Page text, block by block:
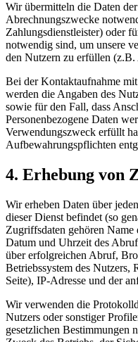
Wir übermitteln die Daten
Abrechnungszwecke
Zahlungsdienstleister) oder
notwendig sind, um unsere
den Nutzern zu erfüllen
Bei der Kontaktaufnahme
werden die Angaben des
sowie für den Fall, dass
Personenbezogene Daten
Verwendungszweck erfüllt
Aufbewahrungspflichten
4. Erhebung von
Wir erheben Daten über
dieser Dienst befindet (so
Zugriffsdaten gehören Name
Datum und Uhrzeit des
über erfolgreichen Abruf,
Betriebssystem des Nutzers,
Seite), IP-Adresse und der
Wir verwenden die
Nutzers oder sonstiger
gesetzlichen Bestimmungen